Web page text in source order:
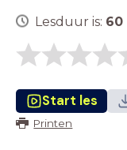
Lesduur is: 60
Start les
Printen